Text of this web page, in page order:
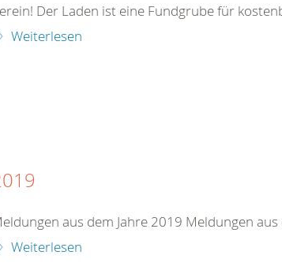
Der Laden ist eine Fundgrube für
Weiterlesen
aus dem Jahre 2019 Meldungen aus
Weiterlesen